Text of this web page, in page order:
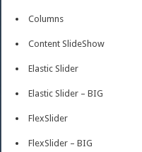
Columns
Content SlideShow
Elastic Slider
Elastic Slider – BIG
FlexSlider
FlexSlider – BIG